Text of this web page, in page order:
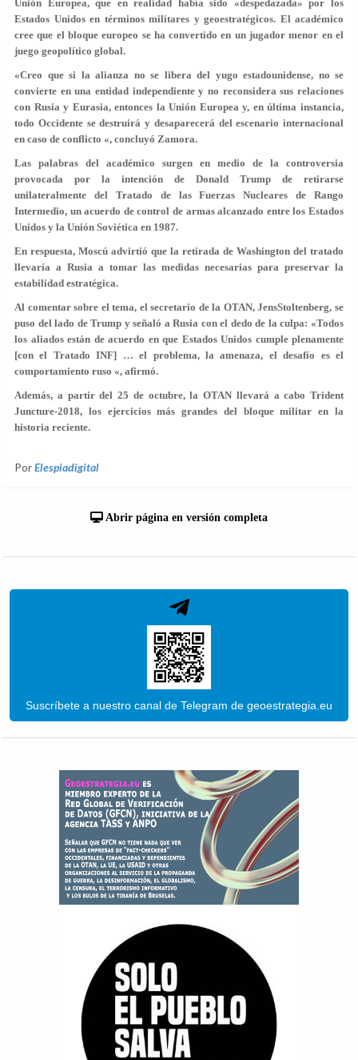
Unión Europea, que en realidad había sido «despedazada» por los
Estados Unidos en términos militares y geoestratégicos. El académico
cree que el bloque europeo se ha convertido en un jugador menor en el
juego geopolítico global.
«Creo que si la alianza no se libera del yugo estadounidense, no se
convierte en una entidad independiente y no reconsidera sus relaciones
con Rusia y Eurasia, entonces la Unión Europea y, en última instancia,
todo Occidente se destruirá y desaparecerá del escenario internacional
en caso de conflicto «, concluyó Zamora.
Las palabras del académico surgen en medio de la controversia
provocada por la intención de Donald Trump de retirarse
unilateralmente del Tratado de las Fuerzas Nucleares de Rango
Intermedio, un acuerdo de control de armas alcanzado entre los Estados
Unidos y la Unión Soviética en 1987.
En respuesta, Moscú advirtió que la retirada de Washington del tratado
llevaría a Rusia a tomar las medidas necesarias para preservar la
estabilidad estratégica.
Al comentar sobre el tema, el secretario de la OTAN, JensStoltenberg, se
puso del lado de Trump y señaló a Rusia con el dedo de la culpa: «Todos
los aliados están de acuerdo en que Estados Unidos cumple plenamente
[con el Tratado INF] … el problema, la amenaza, el desafío es el
comportamiento ruso «, afirmó.
Además, a partir del 25 de octubre, la OTAN llevará a cabo Trident
Juncture-2018, los ejercicios más grandes del bloque militar en la
historia reciente.
PorElespiadigital
Abrir página en versión completa
Suscríbete a nuestro canal de Telegram de geoestrategia.eu